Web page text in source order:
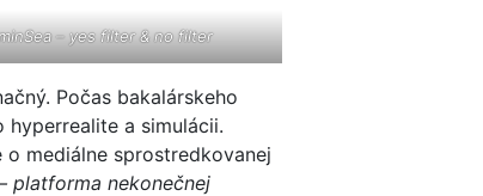
– yes filter & no filter
Počas bakalárskeho
a simulácii.
o mediálne sprostredkovanej
platforma nekonečnej